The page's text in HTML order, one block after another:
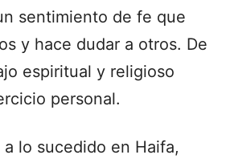
sentimiento de fe que
y hace dudar a otros. De
espiritual y religioso
personal.
lo sucedido en Haifa,